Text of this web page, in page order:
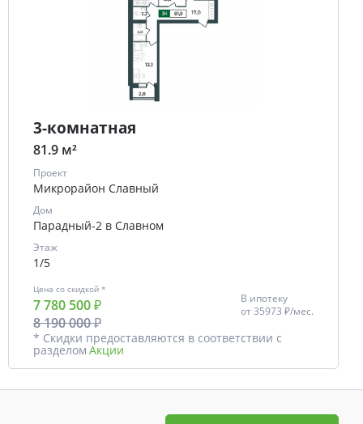
3-комнатная
81.9 м²
Проект
Микрорайон Славный
Дом
Парадный-2 в Славном
Этаж
1/5
Цена со скидкой *
7 780 500 ₽
8 190 000 ₽
В ипотеку
от35973 ₽/мес.
* Скидки предоставляются в соответствии с
разделом Акции